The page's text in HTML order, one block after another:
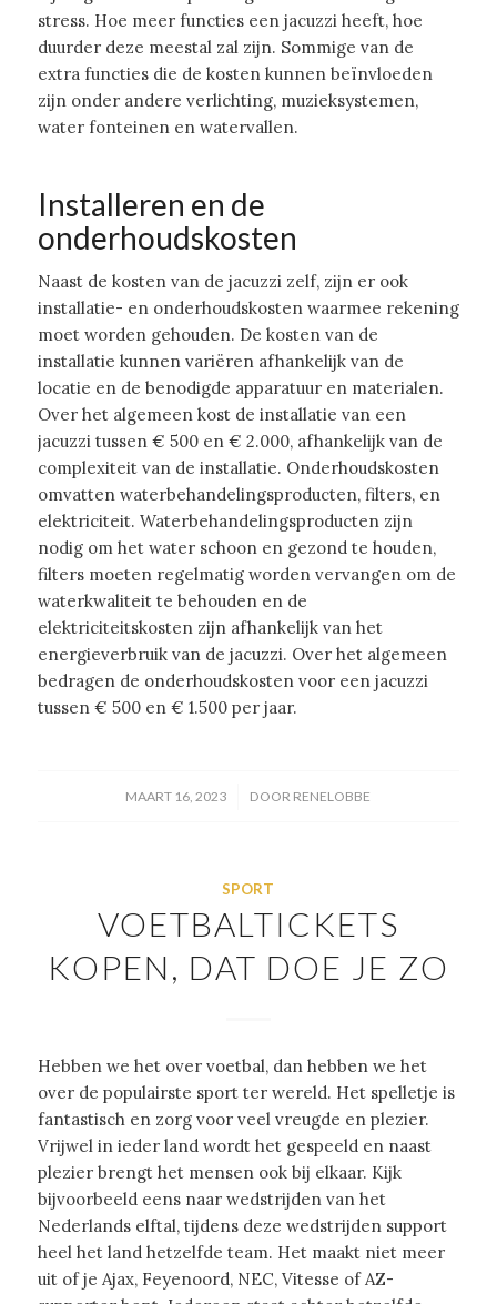
stress. Hoe meer functies een jacuzzi heeft, hoe
duurder deze meestal zal zijn. Sommige van de
extra functies die de kosten kunnen beïnvloeden
zijn onder andere verlichting, muzieksystemen,
water fonteinen en watervallen.
Installeren en de
onderhoudskosten
Naast de kosten van de jacuzzi zelf, zijn er ook
installatie- en onderhoudskosten waarmee rekening
moet worden gehouden. De kosten van de
installatie kunnen variëren afhankelijk van de
locatie en de benodigde apparatuur en materialen.
Over het algemeen kost de installatie van een
jacuzzi tussen € 500 en € 2.000, afhankelijk van de
complexiteit van de installatie. Onderhoudskosten
omvatten waterbehandelingsproducten, filters, en
elektriciteit. Waterbehandelingsproducten zijn
nodig om het water schoon en gezond te houden,
filters moeten regelmatig worden vervangen om de
waterkwaliteit te behouden en de
elektriciteitskosten zijn afhankelijk van het
energieverbruik van de jacuzzi. Over het algemeen
bedragen de onderhoudskosten voor een jacuzzi
tussen € 500 en € 1.500 per jaar.
MAART 16, 2023
/ DOOR RENELOBBE
SPORT
VOETBALTICKETS
KOPEN, DAT DOE JE ZO
Hebben we het over voetbal, dan hebben we het
over de populairste sport ter wereld. Het spelletje is
fantastisch en zorg voor veel vreugde en plezier.
Vrijwel in ieder land wordt het gespeeld en naast
plezier brengt het mensen ook bij elkaar. Kijk
bijvoorbeeld eens naar wedstrijden van het
Nederlands elftal, tijdens deze wedstrijden support
heel het land hetzelfde team. Het maakt niet meer
uit of je Ajax, Feyenoord, NEC, Vitesse of AZ-